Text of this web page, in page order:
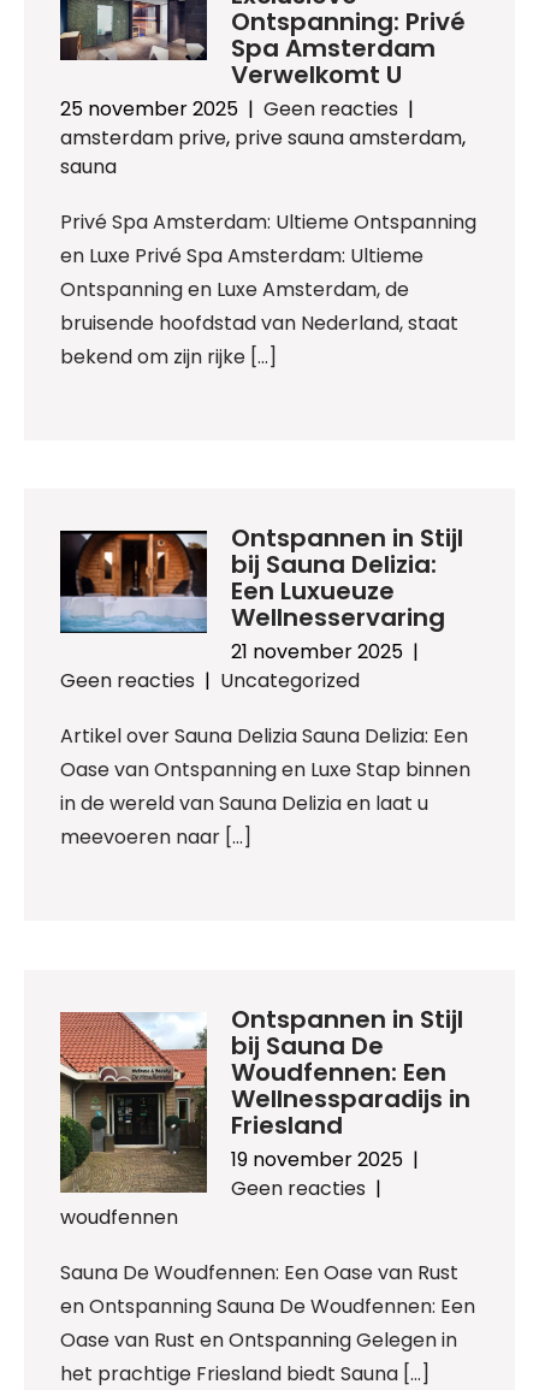
Ontspanning: Privé
Spa Amsterdam
Verwelkomt U
25 november 2025 | Geen reacties |
amsterdam prive, prive sauna amsterdam,
sauna
Privé Spa Amsterdam: Ultieme Ontspanning
en Luxe Privé Spa Amsterdam: Ultieme
Ontspanning en Luxe Amsterdam, de
bruisende hoofdstad van Nederland, staat
bekend om zijn rijke […]
Ontspannen in Stijl
bij Sauna Delizia:
Een Luxueuze
Wellnesservaring
21 november 2025 |
Geen reacties | Uncategorized
Artikel over Sauna Delizia Sauna Delizia: Een
Oase van Ontspanning en Luxe Stap binnen
in de wereld van Sauna Delizia en laat u
meevoeren naar […]
Ontspannen in Stijl
bij Sauna De
Woudfennen: Een
Wellnessparadijs in
Friesland
19 november 2025 |
Geen reacties |
woudfennen
Sauna De Woudfennen: Een Oase van Rust
en Ontspanning Sauna De Woudfennen: Een
Oase van Rust en Ontspanning Gelegen in
het prachtige Friesland biedt Sauna […]